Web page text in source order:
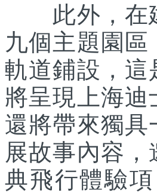
此外，在建
九個主題園
軌道鋪設，這
將呈現上海
還將帶來獨
展故事內容
典飛行體驗